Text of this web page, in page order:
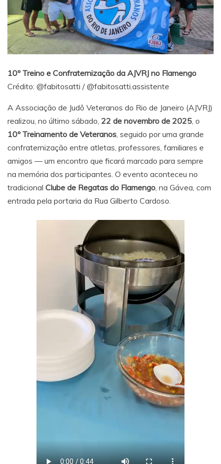
10º Treino e Confraternização da AJVRJ no Flamengo
Crédito: @fabitosatti / @fabitosatti.assistente
A Associação de Judô Veteranos do Rio de Janeiro (AJVRJ)
realizou, no último sábado, 22 de novembro de 2025 , o
10º Treinamento de Veteranos , seguido por uma grande
confraternização entre atletas, professores, familiares e
amigos — um encontro que ficará marcado para sempre
na memória dos participantes. O evento aconteceu no
tradicional Clube de Regatas do Flamengo , na Gávea, com
entrada pela portaria da Rua Gilberto Cardoso.